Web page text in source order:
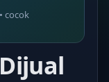
cocok